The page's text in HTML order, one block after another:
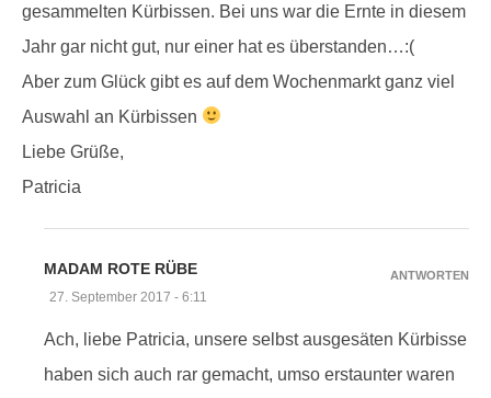
gesammelten Kürbissen. Bei uns war die Ernte in diesem
Jahr gar nicht gut, nur einer hat es überstanden…:(
Aber zum Glück gibt es auf dem Wochenmarkt ganz viel
Auswahl an Kürbissen
Liebe Grüße,
Patricia
MADAM ROTE RÜBE
27. September 2017 - 6:11
Ach, liebe Patricia, unsere selbst ausgesäten Kürbisse
haben sich auch rar gemacht, umso erstaunter waren
ANTWORTEN